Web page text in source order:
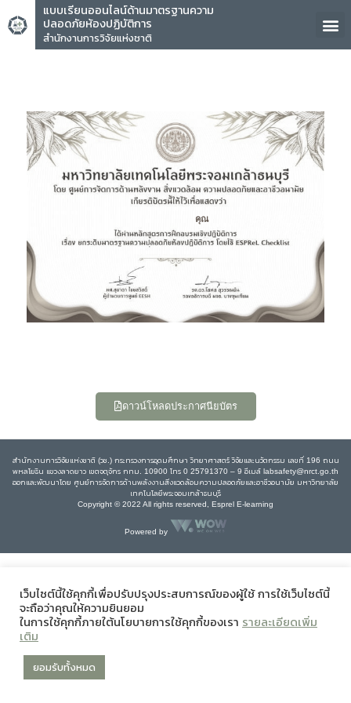
แบบเรียนออนไลน์ด้านมาตรฐานความ
ปลอดภัยห้องปฏิบัติการ
สำนักงานการวิจัยแห่งชาติ
คุณ
ดาวน์โหลดประกาศนียบัตร
สำนักงานการวิจัยแห่งชาติ (วช.) กระทรวงการอุดมศึกษา วิทยาศาสตร์ วิจัยและนวัตกรรม เลขที่ 196 ถนน
พหลโยธิน แขวงลาดยาว เขตจตุจักร กทม. 10900 โทร 0 25791370 – 9 อีเมล์ labsafety@nrct.go.th
ออกและพัฒนาโดย ศูนย์การจัดการด้านพลังงานสิ่งแวดล้อมความปลอดภัยและอาชีวอนามัย มหาวิทยาลัย
เทคโนโลยีพระจอมเกล้าธนบุรี
Copyright © 2022 All rights reserved, Esprel E-learning
Powered by
เว็บไซต์นี้ใช้คุกกี้เพื่อปรับปรุงประสบการณ์ของผู้ใช้ การใช้เว็บไซต์นี้
จะถือว่าคุณให้ความยินยอม
ในการใช้คุกกี้ภายใต้นโยบายการใช้คุกกี้ของเรา รายละเอียดเพิ่ม
เติม
ยอมรับทั้งหมด